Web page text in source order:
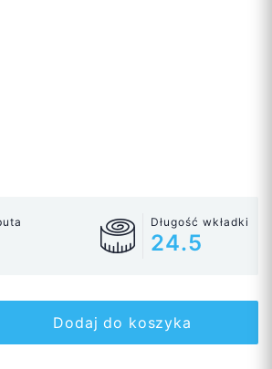
Długość wkładki
24.5
Dodaj do koszyka